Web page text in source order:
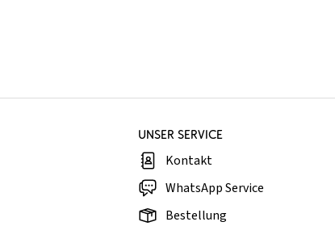
UNSER SERVICE
Kontakt
WhatsApp Service
Bestellung